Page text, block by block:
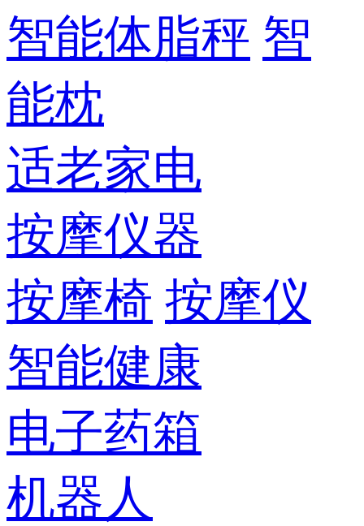
智能体脂秤 智
能枕
适老家电
按摩仪器
按摩椅 按摩仪
智能健康
电子药箱
机器人